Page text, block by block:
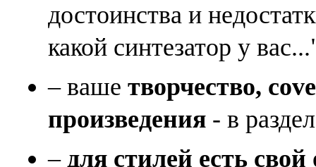
достоинства и
какой синтезатор у
– ваше творчество,
произведения - в
–для стилей есть